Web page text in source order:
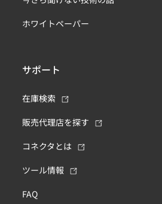
ホワイトペーパー
サポート
在庫検索
販売代理店を探す
コネクタとは
ツール情報
FAQ